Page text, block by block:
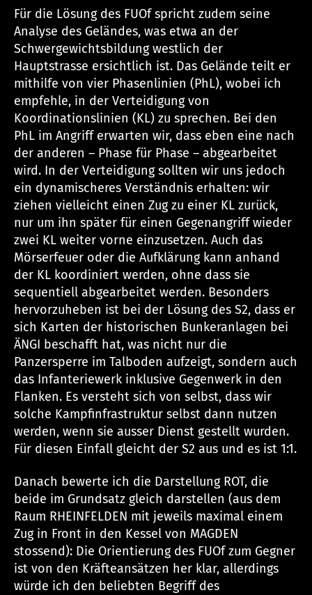
Für die Lösung des FUOf spricht zudem seine
Analyse des Geländes, was etwa an der
Schwergewichtsbildung westlich der
Hauptstrasse ersichtlich ist. Das Gelände teilt er
mithilfe von vier Phasenlinien (PhL), wobei ich
empfehle, in der Verteidigung von
Koordinationslinien (KL) zu sprechen. Bei den
PhL im Angriff erwarten wir, dass eben eine nach
der anderen – Phase für Phase – abgearbeitet
wird. In der Verteidigung sollten wir uns jedoch
ein dynamischeres Verständnis erhalten: wir
ziehen vielleicht einen Zug zu einer KL zurück,
nur um ihn später für einen Gegenangriff wieder
zwei KL weiter vorne einzusetzen. Auch das
Mörserfeuer oder die Aufklärung kann anhand
der KL koordiniert werden, ohne dass sie
sequentiell abgearbeitet werden. Besonders
hervorzuheben ist bei der Lösung des S2, dass er
sich Karten der historischen Bunkeranlagen bei
ÄNGI beschafft hat, was nicht nur die
Panzersperre im Talboden aufzeigt, sondern auch
das Infanteriewerk inklusive Gegenwerk in den
Flanken. Es versteht sich von selbst, dass wir
solche Kampfinfrastruktur selbst dann nutzen
werden, wenn sie ausser Dienst gestellt wurden.
Für diesen Einfall gleicht der S2 aus und es ist 1:1.
Danach bewerte ich die Darstellung ROT, die
beide im Grundsatz gleich darstellen (aus dem
Raum RHEINFELDEN mit jeweils maximal einem
Zug in Front in den Kessel von MAGDEN
stossend): Die Orientierung des FUOf zum Gegner
ist von den Kräfteansätzen her klar, allerdings
würde ich den beliebten Begriff des